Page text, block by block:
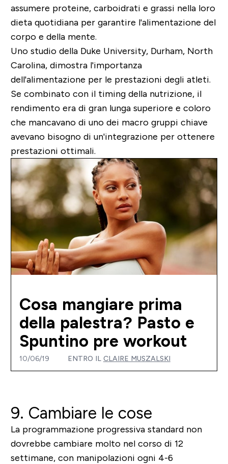
assumere proteine, carboidrati e grassi nella loro
dieta quotidiana per garantire l'alimentazione del
corpo e della mente.
Uno studio della Duke University, Durham, North
Carolina, dimostra l'importanza
dell'alimentazione per le prestazioni degli atleti.
Se combinato con il timing della nutrizione, il
rendimento era di gran lunga superiore e coloro
che mancavano di uno dei macro gruppi chiave
avevano bisogno di un'integrazione per ottenere
prestazioni ottimali.
Cosa mangiare prima
della palestra? Pasto e
Spuntino pre workout
10/06/19 ENTRO IL CLAIRE MUSZALSKI
9. Cambiare le cose
La programmazione progressiva standard non
dovrebbe cambiare molto nel corso di 12
settimane, con manipolazioni ogni 4-6